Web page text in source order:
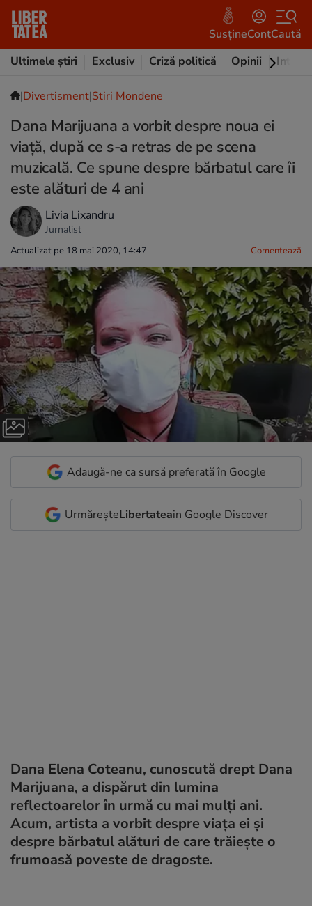
SusțineContCaută
Ultimele știri
Exclusiv Criză politică Opinii
|Divertisment|Stiri Mondene
Dana Marijuana a vorbit despre noua ei
viață, după ce s-a retras de pe scena
muzicală. Ce spune despre bărbatul care îi
este alături de 4 ani
Livia Lixandru
Jurnalist
Actualizat pe 18 mai 2020, 14:47 Comentează
Adaugă-ne ca sursă preferată în Google
UrmăreșteLibertateain Google Discover
Dana Elena Coteanu, cunoscută drept Dana
Marijuana, a dispărut din lumina
reflectoarelor în urmă cu mai mulți ani.
Acum, artista a vorbit despre viața ei și
despre bărbatul alături de care trăiește o
frumoasă poveste de dragoste.